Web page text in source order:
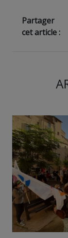
Partager
cet article :